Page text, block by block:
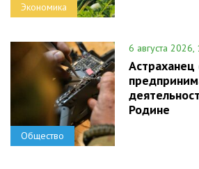
Экономика
Общество
6 августа 2026,
Астраханец
Родине